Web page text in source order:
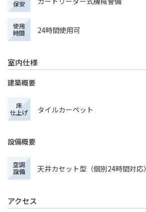
保安
使用
時間
24時間使用可
室内仕様
建築概要
床
仕上げ
タイルカーペット
設備概要
空調
設備
天井カセット型（個別24時間対応）
アクセス